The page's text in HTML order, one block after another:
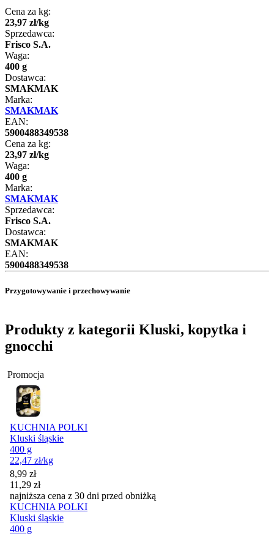
Cena za kg:
23,97 zł/kg
Sprzedawca:
Frisco S.A.
Waga:
400 g
Dostawca:
SMAKMAK
Marka:
SMAKMAK
EAN:
5900488349538
Cena za kg:
23,97 zł/kg
Waga:
400 g
Marka:
SMAKMAK
Sprzedawca:
Frisco S.A.
Dostawca:
SMAKMAK
EAN:
5900488349538
Przygotowywanie i przechowywanie
Produkty z kategorii Kluski, kopytka i
gnocchi
Promocja
KUCHNIA POLKI
Kluski śląskie
400 g
22,47 zł/kg
Cena promocyjna
8,99 zł
11,29 zł
najniższa cena z 30 dni przed obniżką
KUCHNIA POLKI
Kluski śląskie
400 g